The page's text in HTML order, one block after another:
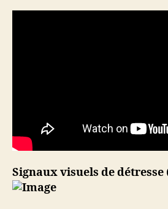
Signaux visuels de détresse